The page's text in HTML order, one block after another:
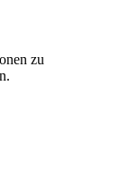
zu